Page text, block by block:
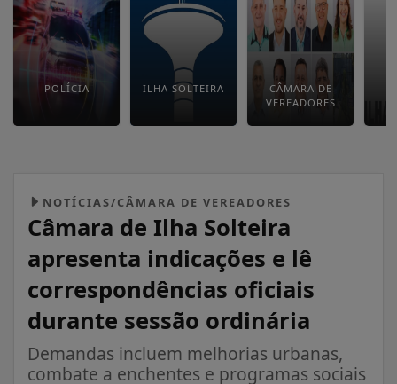
POLÍCIA ILHA SOLTEIRA
CÂMARA DE
VEREADORES
NOTÍCIAS/CÂMARA DE VEREADORES
Câmara de Ilha Solteira
apresenta indicações e lê
correspondências oficiais
durante sessão ordinária
Demandas incluem melhorias urbanas,
combate a enchentes e programas sociais